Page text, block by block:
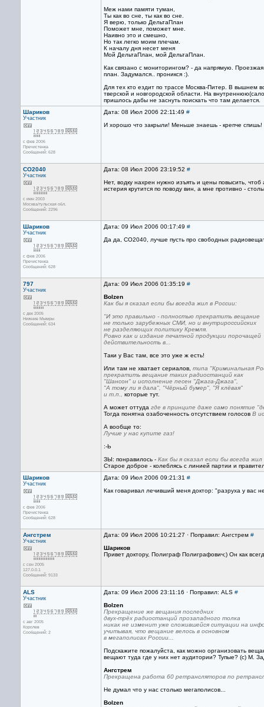
Меж нами памяти туман,
Ты как во сне, ты как во сне.
Я верю, только ДельтаПлан
Поможет мне, поможет мне.
Наивно это и смешно,
Но так легко моим плечам.
К началу дня несет меня
Мой ДельтаПлан, мой ДельтаПлан.
Как связано с мониторингом? - да напрямую.
план. Задумался.. проникся :).
Для тех кто ездит по трассе Москва-Питер. В вышнем
тверской и новгородской области. На
пришлось дабы не заснуть поискать что там делается.
Шариков
Участник
с фев 2006
Пречистенка
Сообщений: 628
Дата: 08 Июл 2006 22:11:49 #
И хорошо что закрыли! Меньше знаешь - крепче
CO2040
Участник
с июн 2003
Москва/тульская обл.
Сообщений: 2296
Дата: 08 Июл 2006 23:19:52 #
Нет, водку нахрен нужно изъять и цены повысить,
истерия крутится по поводу вин, а мне противно -
Шариков
Участник
с фев 2006
Пречистенка
Сообщений: 628
Дата: 09 Июл 2006 00:17:49 #
Да да, СО2040, лучше пусть про свободных
797
Участник
с дек 2005
Нижние Мымры
Сообщений: 634
Дата: 09 Июл 2006 01:35:19 #
Bolzen
Как бы я сказал если бы всегда жил в России:
"И это правильно - полностью прекратить вещание
не только зарубежных СМИ, но и внутрироссийских
не разделяющих политику Кремля.
Ровно как и издание печатной продукции порочащей
действительность в...
Таки у Вас там, все это уже ж есть!
Или там не хватает сериалов, типа "Криминальная
прекратить вещание таких радиостанций как
"Шансон" и исполнение песен "Джага-Джага",
"А тому ли я дала", "Чёрный бумер", "Я клёвая"
и т.п.,
которые тут.
А может оттуда где в принципе даже само понятие
Тогда понятна озабоченность отсутствием голосов В
А вообще то:
Лучше у нас купите газ!
:-Ь
ЗЫ: понравилось - Как бы я сказал если бы всегда жил
Старое доброе - колеблясь с линией партии и
Шариков
Участник
с фев 2006
Пречистенка
Сообщений: 628
Дата: 09 Июл 2006 09:21:31 #
Как говаривал лечивший меня доктор: "разруха у вас
Ангстрем
Участник
с сен 2005
127.0.0.1
Сообщений: 9133
Дата: 09 Июл 2006 10:21:27 · Поправил: Ангстрем #
Шариков
Привет доктору, Полиграф Полиграфович;) Он как
ALS
Участник
с авг 2005
Королев
Сообщений: 2
Дата: 09 Июл 2006 23:11:16 · Поправил: ALS #
Bolzen
Прекращение же вещания последних
двух-трёх радиостанций прозападного толка
никак не изменит уже сложившейся ситуации на
учитывая, что вещание велось в основном
в мегаполисах России...
Подскажите пожалуйста, как можно организовать
вещают туда где у них нет аудитории? Тупые? (с) М.
Ангстрем
Прекращена работа 60 ретрансляторов по
Не думал что у нас столько мегаполисов...
Bolzen